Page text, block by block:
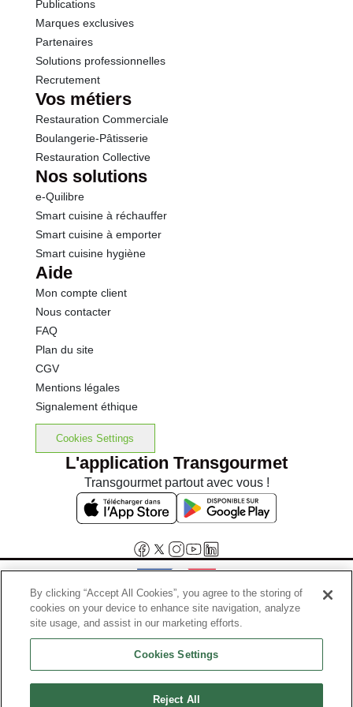
Calcium
Publications
Marques exclusives
Partenaires
Solutions professionnelles
Recrutement
Vos métiers
Restauration Commerciale
Boulangerie-Pâtisserie
Restauration Collective
Nos solutions
e-Quilibre
Smart cuisine à réchauffer
Smart cuisine à emporter
Smart cuisine hygiène
Aide
Mon compte client
Nous contacter
FAQ
Plan du site
CGV
Mentions légales
Signalement éthique
Cookies Settings
L'application Transgourmet
Transgourmet partout avec vous !
Interdiction de vente de boissons alcooliques aux mineurs de
moins de 18 ans
La preuve de majorité de l'acheteur est exigée au moment de la vente
Code de la santé publique, Aar.l.3342-1 et l.3353-3
By clicking “Accept All Cookies”, you agree to the storing of
cookies on your device to enhance site navigation, analyze
site usage, and assist in our marketing efforts.
Cookies Settings
Reject All